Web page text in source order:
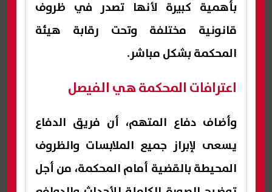
بأهمية كبيرة لأنها تصدر في ظروف
قانونية مختلفة وتحت رقابة هيئة
المحكمة بشكل مباشر.
اعترافات المحكمة هي الفيصل
وأضاف دفاع المتهم، أن فريق الدفاع
يسعى لإبراز جميع الملابسات والظروف
المحيطة بالقضية أمام المحكمة، من أجل